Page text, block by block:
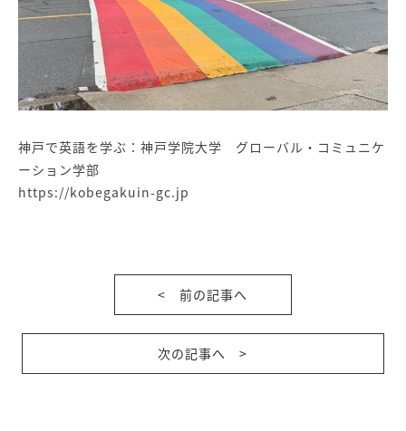
神戸で英語を学ぶ：神戸学院大学 グローバル・コミュニケ
ーション学部
https://kobegakuin-gc.jp
< 前の記事へ
次の記事へ >